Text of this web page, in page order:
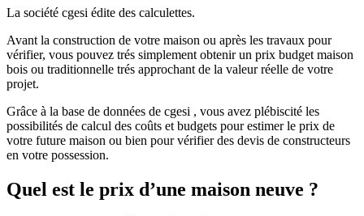
La société cgesi édite des calculettes.
Avant la construction de votre maison ou après les travaux pour
vérifier, vous pouvez trés simplement obtenir un prix budget maison
bois ou traditionnelle trés approchant de la valeur réelle de votre
projet.
Grâce à la base de données de cgesi , vous avez plébiscité les
possibilités de calcul des coûts et budgets pour estimer le prix de
votre future maison ou bien pour vérifier des devis de constructeurs
en votre possession.
Quel est le prix d’une maison neuve ?